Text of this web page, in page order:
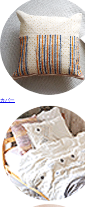
カバー